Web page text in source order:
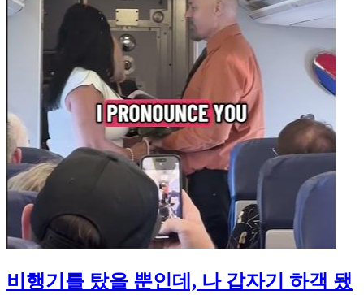
비행기를 탔을 뿐인데, 나 갑자기 하객 됐